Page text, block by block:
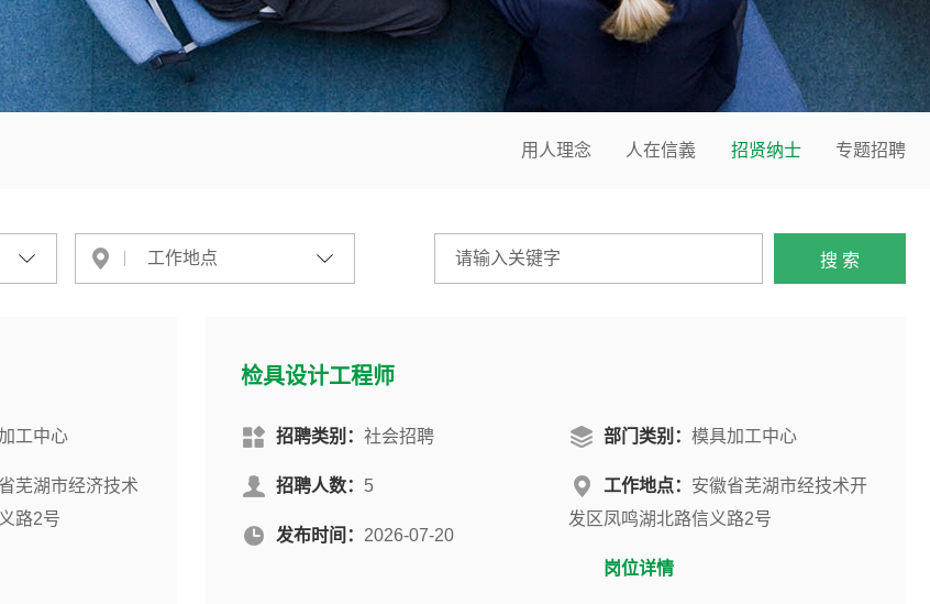
用人理念 人在信義 招贤纳士 专题招聘
工作地点
工中心
芜湖市经济技术
路2号
检具设计工程师
招聘类别： 社会招聘 部门类别： 模具加工中心
招聘人数： 5 工作地点： 安徽省芜湖市经技术开
发区凤鸣湖北路信义路2号
发布时间： 2026-07-20
岗位详情